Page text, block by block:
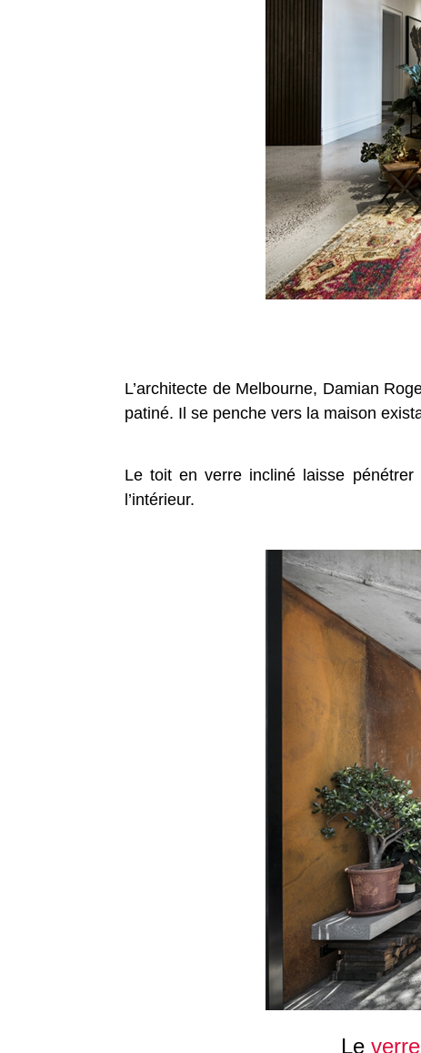
L’architecte de Melbourne, Damian
patiné. Il se penche vers la maison
Le toit en verre incliné laisse
l’intérieur.
Le verre